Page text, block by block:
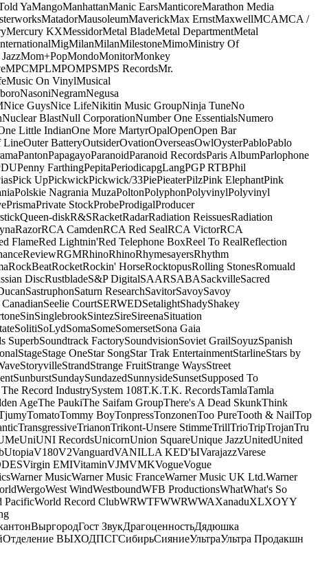
YaMangoManhattanManic EarsManticoreMarathon Media
MatadorMausoleumMaverickMax ErnstMaxwellMCAMCA /
Mercury KXMessidorMetal BladeMetal DepartmentMetal
MigMilanMilanMilestoneMimoMinistry Of
Mom+PopMondoMonitorMonkey
MPCMPLMPOMPSMPS RecordsMr.
Music On VinylMusical
NasoniNegramNegusa
Nice GuysNice LifeNikitin Music GroupNinja TuneNo
Nuclear BlastNull CorporationNumber One EssentialsNumero
Little IndianOne More MartyrOpalOpenOpen Bar
LineOuter BatteryOutsiderOvationOverseasOwlOysterPabloPablo
PantonPapagayoParanoidParanoid RecordsParis AlbumParlophone
Penny FarthingPepitaPeriodicapgLangPGP RTBPhil
Pick UpPickwickPickwick/33PiePieaterPilzPink ElephantPink
Polskie Nagrania MuzaPoltonPolyphonPolyvinylPolyvinyl
PrismaPrivate StockProbeProdigalProducer
Queen-diskR&SRacketRadarRadiation ReissuesRadiation
RazorRCA CamdenRCA Red SealRCA VictorRCA
FlameRed Lightnin'Red Telephone BoxReel To RealReflection
ReviewRGMRhinoRhinoRhymesayersRhythm
RockBeatRocketRockin' HorseRocktopusRolling StonesRomuald
DiscRustbladeS&P DigitalSAARSABASackvilleSacred
SastruphonSaturn ResearchSavitorSavoySavoy
Seelie CourtSERWEDSetalightShadyShakey
SinSinglebrookSintezSireSireenaSituation
SolitiSoLydSomaSomeSomersetSona Gaia
SuperbSoundtrack FactorySoundvisionSoviet GrailSoyuzSpanish
StageStage OneStar SongStar Trak EntertainmentStarlineStars by
StoryvilleStrandStrange FruitStrange WaysStreet
SunburstSundaySundazedSunnysideSunsetSupposed To
Record IndustrySystem 108T.K.T.K. RecordsTamlaTamla
AgeThe PaukiThe Saifam GroupThere's A Dead SkunkThink
TomatoTommy BoyTonpressTonzonenToo PureTooth & NailTop
TransgressiveTrianonTrikont-Unsere StimmeTrillTrioTripTrojanTru
UniUNI RecordsUnicornUnion SquareUnique JazzUnitedUnited
UtopiaV180V2VanguardVANILLA KED'ЫVarajazzVarese
Virgin EMIVitaminVJMVMKVogueVogue
Warner MusicWarner Music FranceWarner Music UK Ltd.Warner
WergoWest WindWestboundWFB ProductionsWhatWhat's So
PacificWorld Record ClubWRWTFWWRWWAXanaduXLXOYY
ВыргородГост ЗвукДрагоценностьДядюшка
Отделение ВЫХОДПСГСибирьСияниеУльтраУльтра Продакшн